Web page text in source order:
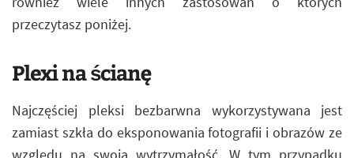
przeczytasz poniżej.
Plexi na ścianę
Najczęściej pleksi bezbarwna wykorzystywana jest
zamiast szkła do eksponowania fotografii i obrazów ze